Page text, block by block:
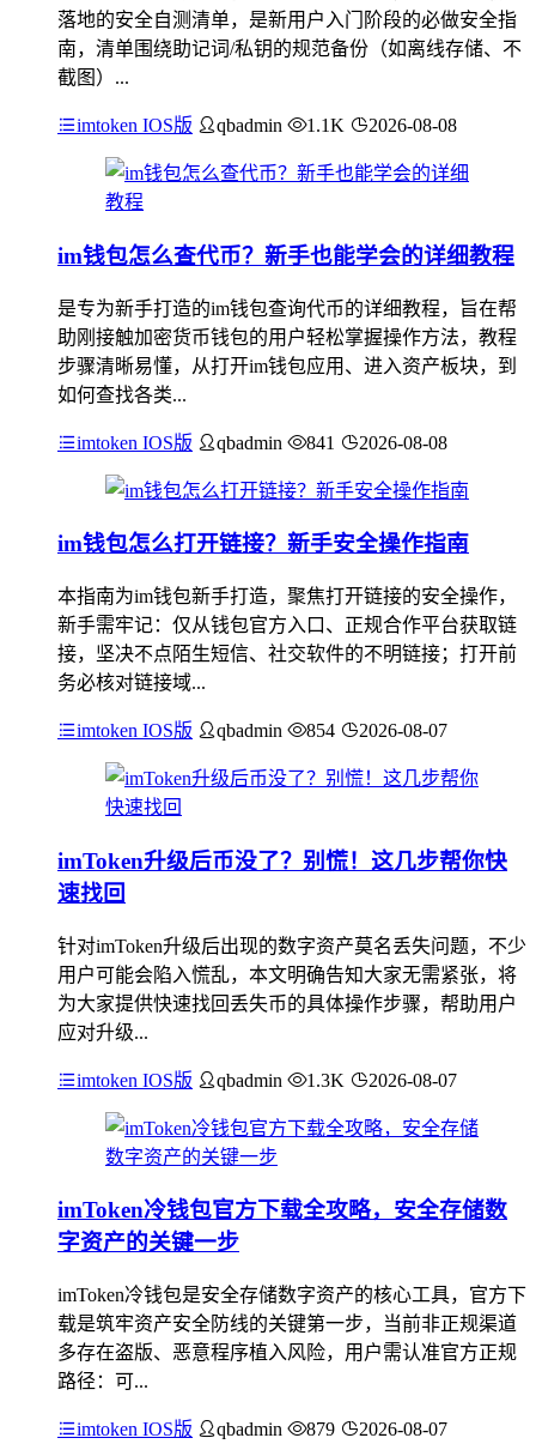
落地的安全自测清单，是新用户入门阶段的必做安全指
南，清单围绕助记词/私钥的规范备份（如离线存储、不
截图）...
imtoken IOS版 qbadmin 1.1K 2026-08-08
im钱包怎么查代币？新手也能学会的详细教程
是专为新手打造的im钱包查询代币的详细教程，旨在帮
助刚接触加密货币钱包的用户轻松掌握操作方法，教程
步骤清晰易懂，从打开im钱包应用、进入资产板块，到
如何查找各类...
imtoken IOS版 qbadmin 841 2026-08-08
im钱包怎么打开链接？新手安全操作指南
本指南为im钱包新手打造，聚焦打开链接的安全操作，
新手需牢记：仅从钱包官方入口、正规合作平台获取链
接，坚决不点陌生短信、社交软件的不明链接；打开前
务必核对链接域...
imtoken IOS版 qbadmin 854 2026-08-07
imToken升级后币没了？别慌！这几步帮你快
速找回
针对imToken升级后出现的数字资产莫名丢失问题，不少
用户可能会陷入慌乱，本文明确告知大家无需紧张，将
为大家提供快速找回丢失币的具体操作步骤，帮助用户
应对升级...
imtoken IOS版 qbadmin 1.3K 2026-08-07
imToken冷钱包官方下载全攻略，安全存储数
字资产的关键一步
imToken冷钱包是安全存储数字资产的核心工具，官方下
载是筑牢资产安全防线的关键第一步，当前非正规渠道
多存在盗版、恶意程序植入风险，用户需认准官方正规
路径：可...
imtoken IOS版 qbadmin 879 2026-08-07